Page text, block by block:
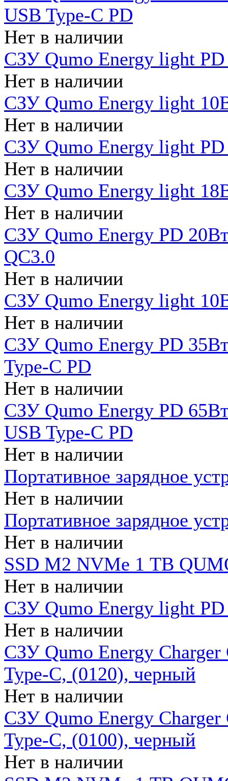
USB Type-C PD
Нет в наличии
СЗУ Qumo Energy light
Нет в наличии
СЗУ Qumo Energy light
Нет в наличии
СЗУ Qumo Energy light
Нет в наличии
СЗУ Qumo Energy light
Нет в наличии
СЗУ Qumo Energy PD
QC3.0
Нет в наличии
СЗУ Qumo Energy light
Нет в наличии
СЗУ Qumo Energy PD
Type-C PD
Нет в наличии
СЗУ Qumo Energy PD
USB Type-C PD
Нет в наличии
Портативное зарядное
Нет в наличии
Портативное зарядное
Нет в наличии
SSD M2 NVMe 1 ТB
Нет в наличии
СЗУ Qumo Energy light PD
Нет в наличии
СЗУ Qumo Energy
Type-C, (0120), черный
Нет в наличии
СЗУ Qumo Energy
Type-C, (0100), черный
Нет в наличии